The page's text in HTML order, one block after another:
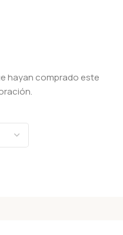
hayan comprado este